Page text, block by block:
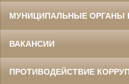
МУНИЦИПАЛЬНЫЕ ОРГАНЫ
ВАКАНСИИ
ПРОТИВОДЕЙСТВИЕ